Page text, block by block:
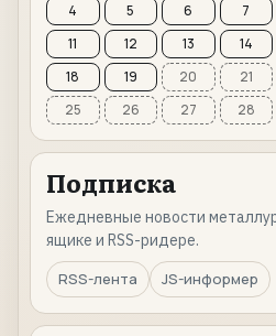
4
5 6 7
11
12 13 14
18
19 20 21
25
26 27 28
Подписка
Ежедневные новости
ящике и RSS-ридере.
RSS-лента
JS-информер